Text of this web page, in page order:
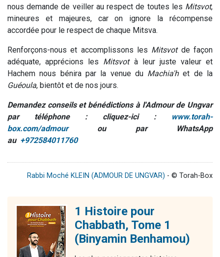
nous demande de veiller au respect de toutes les Mitsvot,
mineures et majeures, car on ignore la récompense
accordée pour le respect de chaque Mitsva.
Renforçons-nous et accomplissons les Mitsvotde façon
adéquate, apprécions les Mitsvotà leur juste valeur et
Hachem nous bénira par la venue du Machia'het de la
Guéoula, bientôt et de nos jours.
Demandez conseils et bénédictions à l'Admour de Ungvar
par téléphone : cliquez-ici :
www.torah-
box.com/admourou par WhatsApp
au +972584011760
Rabbi Moché KLEIN (ADMOUR DE UNGVAR) - © Torah-Box
1 Histoire pour
Chabbath, Tome 1
(Binyamin Benhamou)